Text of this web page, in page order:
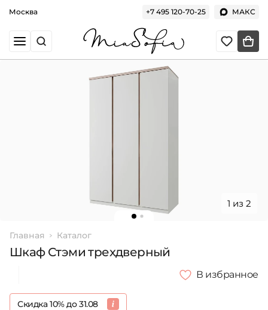
Москва +7 495 120-70-25 МАКС
1 из 2
Главная Каталог
Шкаф Стэми трехдверный
В избранное
Скидка 10% до 31.08